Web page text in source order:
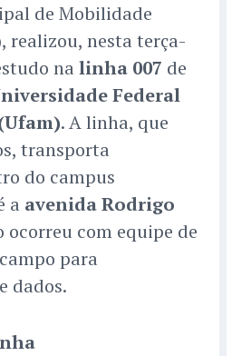
de Mobilidade
realizou, nesta terça-
na linha 007 de
Federal
. A linha, que
transporta
do campus
a avenida Rodrigo
ocorreu com equipe de
para
dados.